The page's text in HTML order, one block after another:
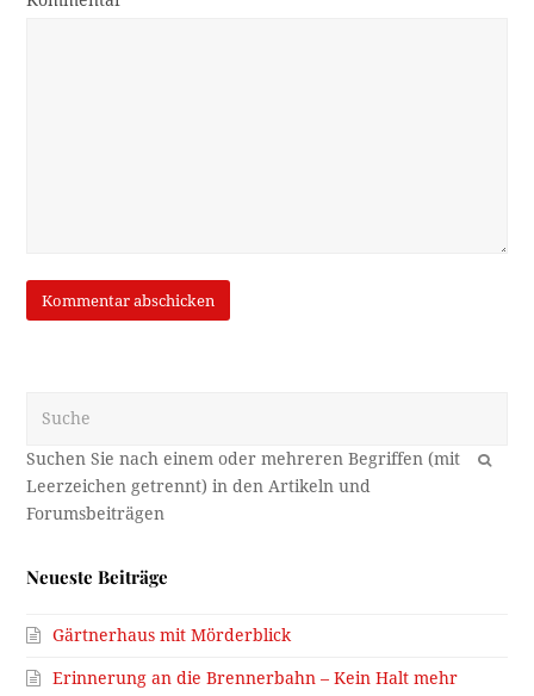
OK
Neueste Beiträge
Gärtnerhaus mit Mörderblick
Erinnerung an die Brennerbahn – Kein Halt mehr